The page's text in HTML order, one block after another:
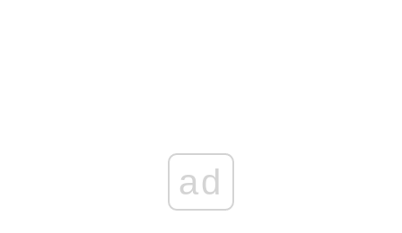
milioane de oameni suferă de